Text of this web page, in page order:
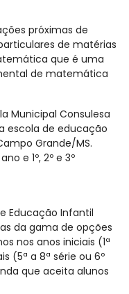
próximas de
de matérias
que é uma
de matemática
Municipal Consulesa
escola de educação
Grande/MS.
e 1º, 2º e 3º
Educação Infantil
da gama de opções
nos anos iniciais (1ª
(5ª a 8ª série ou 6º
que aceita alunos